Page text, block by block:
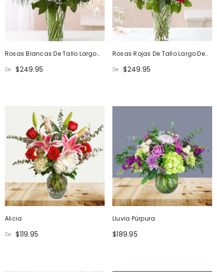
Rosas Blancas De Tallo Largo
De Máxima Elegancia
De $249.95
Rosas Rojas De Tallo Largo De
Máxima Elegancia
De $249.95
Alicia
De $119.95
Lluvia Púrpura
$189.95